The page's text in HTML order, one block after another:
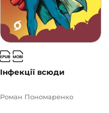
Інфекції всюди
Роман Пономаренко